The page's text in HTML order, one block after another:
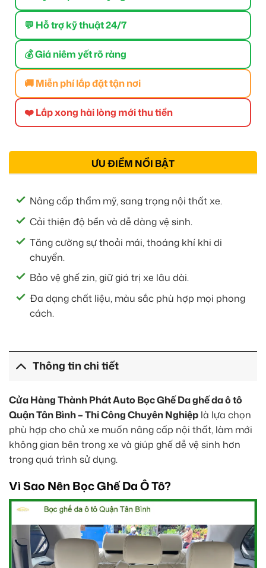
💬 Hỗ trợ kỹ thuật 24/7
💰 Giá niêm yết rõ ràng
🚚 Miễn phí lắp đặt tận nơi
❤️ Lắp xong hài lòng mới thu tiền
ƯU ĐIỂM NỔI BẬT
Nâng cấp thẩm mỹ, sang trọng nội thất xe.
Cải thiện độ bền và dễ dàng vệ sinh.
Tăng cường sự thoải mái, thoáng khí khi di
chuyển.
Bảo vệ ghế zin, giữ giá trị xe lâu dài.
Đa dạng chất liệu, màu sắc phù hợp mọi phong
cách.
Thông tin chi tiết
Cửa Hàng Thành Phát Auto Bọc Ghế Da ghế da ô tô
Quận Tân Bình – Thi Công Chuyên Nghiệp là lựa chọn
phù hợp cho chủ xe muốn nâng cấp nội thất, làm mới
không gian bên trong xe và giúp ghế dễ vệ sinh hơn
trong quá trình sử dụng.
Vì Sao Nên Bọc Ghế Da Ô Tô?